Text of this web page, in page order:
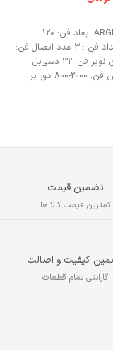
نورپردازی: ARGB ابعاد فن: 120
میلی‌متر تعداد فن : 3 عدد اتصال فن:
4 پین میزان نویز فن: 32 دسی‌بل
سرعت گردش فن: 2000-800 دور بر
تضمین قیمت
کمترین قیمت کالا ها
کیفیت و اصالت
گارانتی تمام قطعات